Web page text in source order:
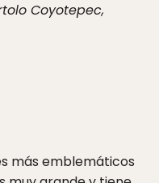
Coyotepec,
más emblemáticos